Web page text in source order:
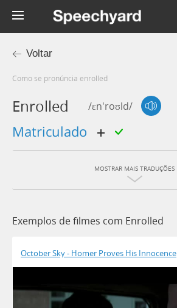
Voltar
Como se pronúncia enrolled
Enrolled /ɛn'roʊld/
matriculado
MOSTRAR MAIS TRADUÇÕES
Exemplos de filmes com Enrolled
October Sky - Homer Proves His Innocence